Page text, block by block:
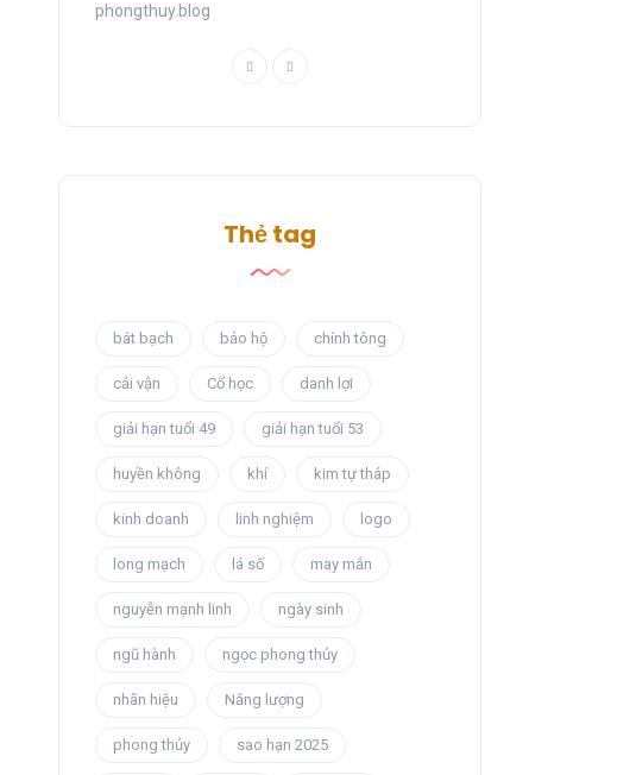
phongthuy.blog
Thẻ tag
bát bạch bảo hộ chính tông
cải vận Cổ học danh lợi
giải hạn tuổi 49 giải hạn tuổi 53
huyền không khí kim tự tháp
kinh doanh linh nghiệm logo
long mạch lá số may mắn
nguyễn mạnh linh ngày sinh
ngũ hành ngọc phong thủy
nhãn hiệu Năng lượng
phong thủy sao hạn 2025